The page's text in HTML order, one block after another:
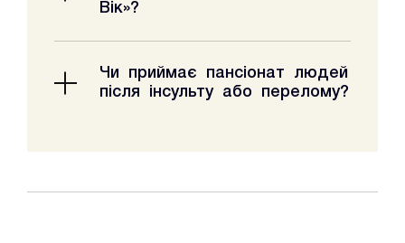
стан.
Вік»?
оберіть найближчий варіант для
зручного відвідування.
Чи приймає пансіонат людей
після інсульту або перелому?